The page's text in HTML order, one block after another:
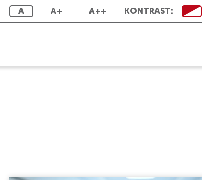
A A+ A++ KONTRAST: